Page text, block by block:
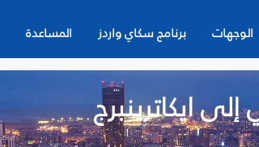
الوجهات برنامج سكاي واردز المساعدة
ايكاترينبرج